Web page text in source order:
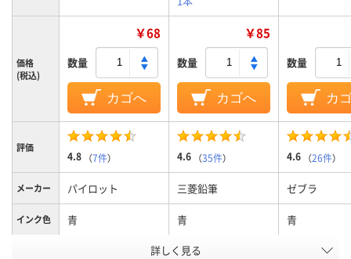
価格
(税込)
￥68
数量
カゴへ
￥85
数量
カゴへ
数量
カ
評価
4.8 （7件） 4.6 （35件） 4.6 （26件）
メーカー パイロット 三菱鉛筆 ゼブラ
インク色 青 青 青
0.5mm
詳しく見る